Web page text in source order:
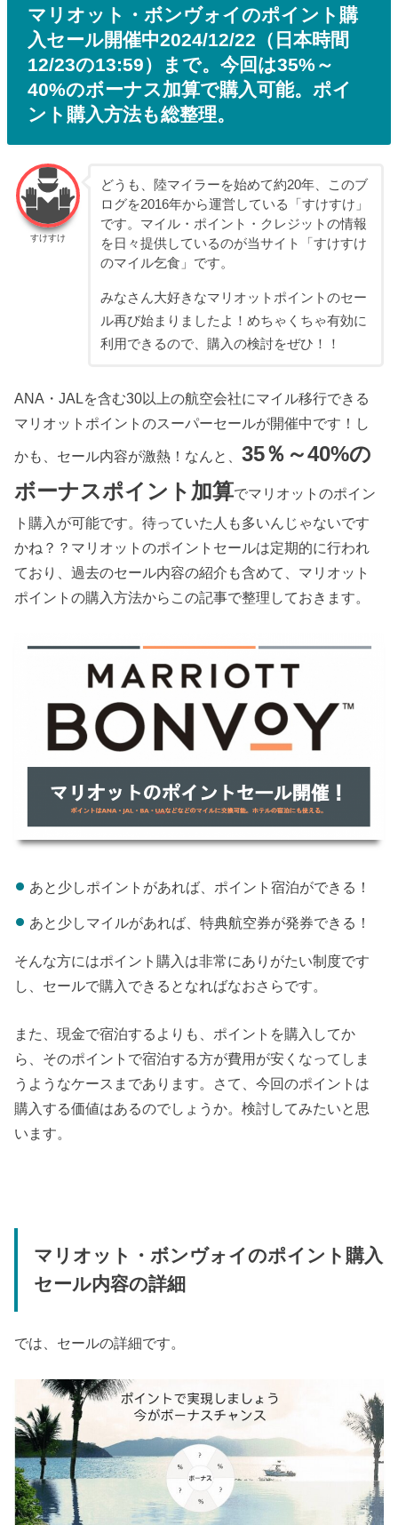
マリオット・ボンヴォイのポイント購
入セール開催中2024/12/22（日本時間
12/23の13:59）まで。今回は35%～
40%のボーナス加算で購入可能。ポイ
ント購入方法も総整理。
すけすけ
どうも、陸マイラーを始めて約20年、このブ
ログを2016年から運営している「すけすけ」
です。マイル・ポイント・クレジットの情報
を日々提供しているのが当サイト「すけすけ
のマイル乞食」です。
みなさん大好きなマリオットポイントのセー
ル再び始まりましたよ！めちゃくちゃ有効に
利用できるので、購入の検討をぜひ！！
ANA・JALを含む30以上の航空会社にマイル移行できる
マリオットポイントのスーパーセールが開催中です！し
かも、セール内容が激熱！なんと、35％～40%の
ボーナスポイント加算でマリオットのポイン
ト購入が可能です。待っていた人も多いんじゃないです
かね？？マリオットのポイントセールは定期的に行われ
ており、過去のセール内容の紹介も含めて、マリオット
ポイントの購入方法からこの記事で整理しておきます。
あと少しポイントがあれば、ポイント宿泊ができる！
あと少しマイルがあれば、特典航空券が発券できる！
そんな方にはポイント購入は非常にありがたい制度です
し、セールで購入できるとなればなおさらです。
また、現金で宿泊するよりも、ポイントを購入してか
ら、そのポイントで宿泊する方が費用が安くなってしま
うようなケースまであります。さて、今回のポイントは
購入する価値はあるのでしょうか。検討してみたいと思
います。
マリオット・ボンヴォイのポイント購入
セール内容の詳細
では、セールの詳細です。